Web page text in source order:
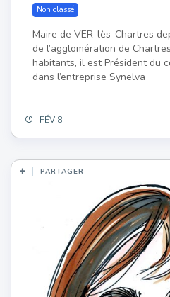
Non classé
Maire de VER-lès-Chartres
de l’agglomération de
habitants, il est Président du
dans l’entreprise Synelva
FÉV 8
PARTAGER